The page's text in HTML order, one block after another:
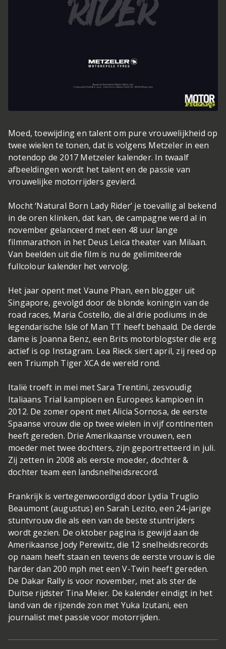
Moed, toewijding en talent om pure vrouwelijkheid op
twee wielen te tonen, dat is volgens Metzeler in een
notendop de 2017 Metzeler kalender. In twaalf
afbeeldingen wordt het talent en de passie van
vrouwelijke motorrijders gevierd.
Mocht ‘Natural Born Lady Rider’ je toevallig al bekend
in de oren klinken, dat kan, de campagne werd al in
november gelanceerd met een 48 uur lange
filmmarathon in het Deus Leica theater van Milaan.
Van beelden uit die film is nu de gelimiteerde
fullcolour kalender het vervolg.
Het jaar opent met Vaune Phan, een blogger uit
Singapore, gevolgd door de blonde koningin van de
road races, Maria Costello, die al drie podiums in de
legendarische Isle of Man TT heeft behaald. De derde
dame is Joanna Benz, een Brits motorblogster die erg
actief is op Instagram. Lea Rieck siert april, zij reed op
een Triumph Tiger XCA de wereld rond.
Italië troeft in mei met Sara Trentini, zesvoudig
Italiaans Trial kampioen en Europees kampioen in
2012. De zomer opent met Alicia Sornosa, de eerste
Spaanse vrouw die op twee wielen in vijf continenten
heeft gereden. Drie Amerikaanse vrouwen, een
moeder met twee dochters, zijn geportretteerd in juli.
Zij zetten in 2008 als eerste moeder, dochter &
dochter team een landsnelheidsrecord.
Frankrijk is vertegenwoordigd door Lydia Truglio
Beaumont (augustus) en Sarah Lezito, een 24-jarige
stuntvrouw die als een van de beste stuntrijders
wordt gezien. De oktober pagina is gewijd aan de
Amerikaanse Jody Perewitz, die 12 snelheidsrecords
op naam heeft staan en tevens de eerste vrouw is die
harder dan 200 mph met een V-Twin heeft gereden.
De Dakar Rally is voor november, met als ster de
Duitse rijdster Tina Meier. De kalender eindigt in het
land van de rijzende zon met Yuka Izutani, een
journalist met passie voor motorrijden.